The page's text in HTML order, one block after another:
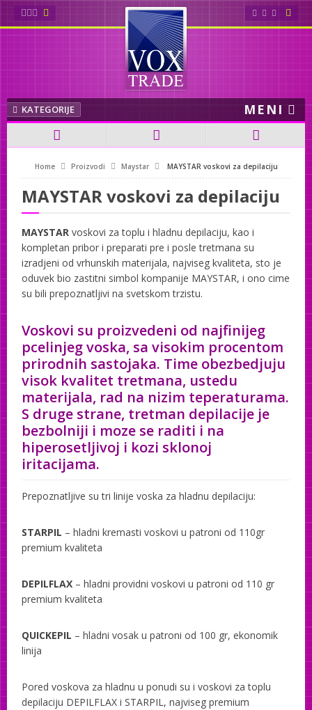
Soltron
AliSun
Ionto Comed
Maystar
Nega lica
Maystar korporativni video
Soltron
MAYSTAR voskovi za depilaciju
Etoile
MENI
KATEGORIJE
Home Proizvodi Maystar MAYSTAR voskovi za depilaciju
MAYSTAR voskovi za depilaciju
MAYSTAR voskovi za toplu i hladnu depilaciju, kao i
kompletan pribor i preparati pre i posle tretmana su
izradjeni od vrhunskih materijala, najviseg kvaliteta, sto je
oduvek bio zastitni simbol kompanije MAYSTAR, i ono cime
su bili prepoznatljivi na svetskom trzistu.
Voskovi su proizvedeni od najfinijeg
pcelinjeg voska, sa visokim procentom
prirodnih sastojaka. Time obezbedjuju
visok kvalitet tretmana, ustedu
materijala, rad na nizim teperaturama.
S druge strane, tretman depilacije je
bezbolniji i moze se raditi i na
hiperosetljivoj i kozi sklonoj
iritacijama.
Prepoznatljive su tri linije voska za hladnu depilaciju:
STARPIL – hladni kremasti voskovi u patroni od 110gr
premium kvaliteta
DEPILFLAX – hladni providni voskovi u patroni od 110 gr
premium kvaliteta
QUICKEPIL – hladni vosak u patroni od 100 gr, ekonomik
linija
Pored voskova za hladnu u ponudi su i voskovi za toplu
depilaciju DEPILFLAX i STARPIL, najviseg premium